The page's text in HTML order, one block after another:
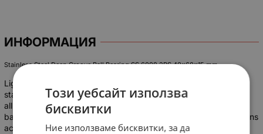
ИНФОРМАЦИЯ
Stainless Steel Deep Groove Ball Bearing SS 6008 2RS 40x68x15 mm
Lightweight, stable and with good spinning characteristics. The
stainless steel deep groove ball bearing SS-6008-2RS is a true
all-rounder, suitable for a wide range of applications due to its
balanced properties and is resistant to corrosion. Main dimensions
according to DIN 625-1.
Този уебсайт използва
бисквитки
Ние използваме бисквитки, за да